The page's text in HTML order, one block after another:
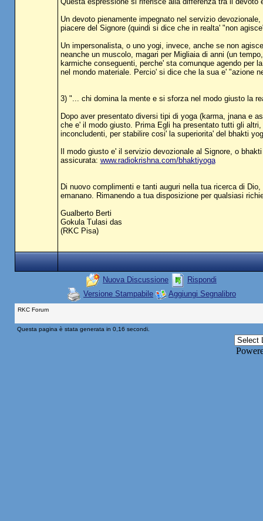
Un devoto pienamente impegnato nel servizio
piacere del Signore (quindi si dice che in realta' "non
Un impersonalista, o uno yogi, invece, anche se non
neanche un muscolo, magari per Migliaia di anni (un
karmiche conseguenti, perche' sta comunque agendo per
nel mondo materiale. Percio' si dice che la sua e' "azione
3) "... chi domina la mente e si sforza nel modo giusto la
Dopo aver presentato diversi tipi di yoga (karma, jnana e
che e' il modo giusto. Prima Egli ha presentato tutti gli
inconcludenti, per stabilire cosi' la superiorita' del bhakti
Il modo giusto e' il servizio devozionale al Signore, o
assicurata: www.radiokrishna.com/bhaktiyoga
Di nuovo complimenti e tanti auguri nella tua ricerca di
emanano. Rimanendo a tua disposizione per qualsiasi
Gualberto Berti
Gokula Tulasi das
(RKC Pisa)
Nuova Discussione
Rispondi
Versione Stampabile
Aggiungi Segnalibro
RKC Forum
Questa pagina è stata generata in 0,16 secondi.